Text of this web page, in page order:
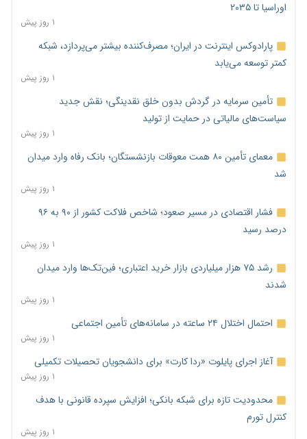
اوراسیا تا ۲۰۳۵
۱ روز پیش
پارادوکس اینترنت در ایران؛ مصرف‌کننده بیشتر می‌پردازد، شبکه
کمتر توسعه می‌یابد
۱ روز پیش
تأمین سرمایه در گردش بدون خلق نقدینگی؛ نقش جدید
سیاست‌های مالیاتی در حمایت از تولید
۱ روز پیش
معمای تأمین ۸۰ همت معوقات بازنشستگان؛ بانک رفاه وارد میدان
شد
۱ روز پیش
فشار اقتصادی در مسیر صعود؛ شاخص فلاکت کشور از ۹۰ به ۹۶
درصد رسید
۱ روز پیش
رشد ۷۵ هزار میلیاردی بازار خرید اعتباری؛ فین‌تک‌ها وارد میدان
شدند
۱ روز پیش
احتمال اختلال ۲۴ ساعته در سامانه‌های تأمین اجتماعی
۱ روز پیش
آغاز اجرای پایلوت «ردا کارت» برای دانشجویان تحصیلات تکمیلی
۱ روز پیش
محدودیت تازه برای شبکه بانکی؛ افزایش سپرده قانونی با هدف
کنترل تورم
۱ روز پیش